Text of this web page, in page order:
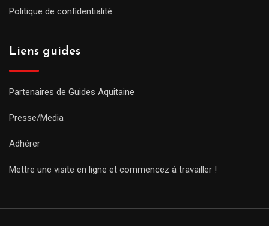
Politique de confidentialité
Liens guides
Partenaires de Guides Aquitaine
Presse/Media
Adhérer
Mettre une visite en ligne et commencez à travailler !